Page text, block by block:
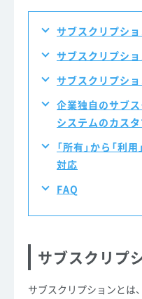
サブスクリプショ
サブスクリプシ
サブスクリプシ
企業独自のサブ
システムのカス
「所有」から「利
対応
FAQ
サブスクリプ
サブスクリプションとは